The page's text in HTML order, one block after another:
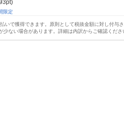
限定
いで獲得できます。原則として税抜金額に対し付与
少ない場合があります。詳細は内訳からご確認くださ